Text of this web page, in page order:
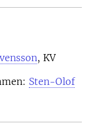
, KV
Sten-Olof